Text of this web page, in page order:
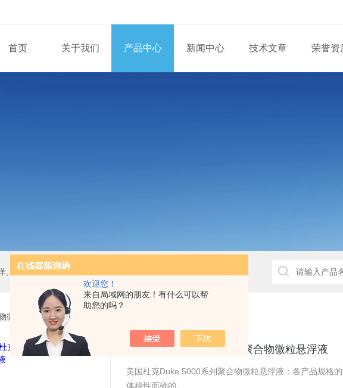
欢迎您！
来自局域网的朋友！有什么可以帮
助您的吗？
首页 关于我们 产品中心 新闻中心 技术文章 荣誉资
橘皮板、气溶胶、清洗液等
微粒悬浮液
美国杜克Duke 5000系列聚合物微粒悬浮液
美国杜克Duke 5000系列聚合物微粒悬浮液：各产品规格
体稳性而确的。